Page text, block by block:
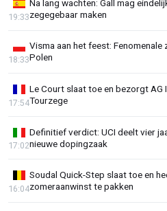
Na lang wachten: Gall mag
zegegebaar maken
19:33
Visma aan het feest: Fenomenale
Polen
18:33
Le Court slaat toe en bezorgt AG
Tourzege
17:54
Definitief verdict: UCI deelt vier
nieuwe dopingzaak
17:02
Soudal Quick-Step slaat toe en
zomeraanwinst te pakken
16:04